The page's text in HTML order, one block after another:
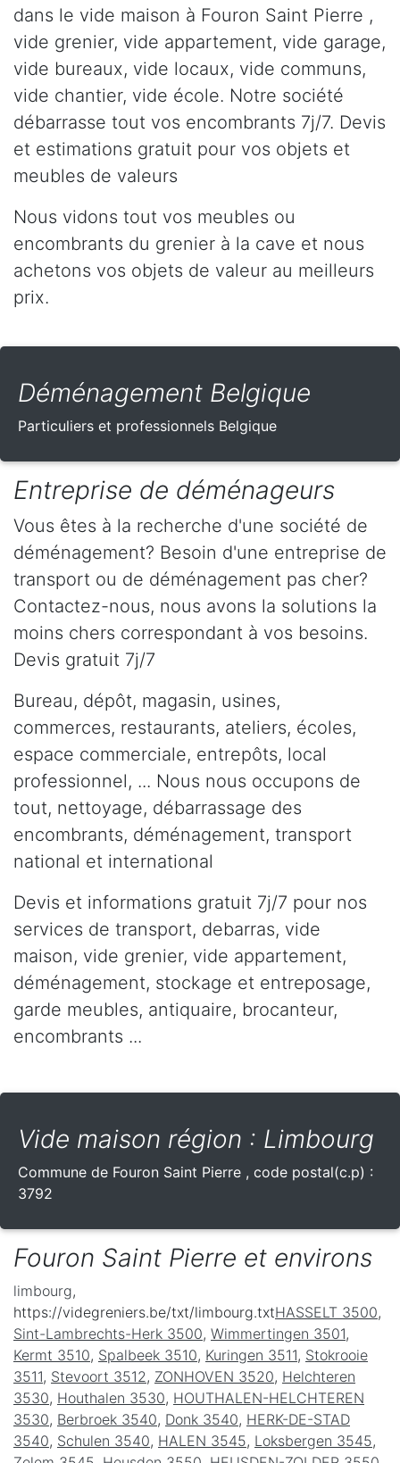
dans le vide maison à Fouron Saint Pierre ,
vide grenier, vide appartement, vide garage,
vide bureaux, vide locaux, vide communs,
vide chantier, vide école. Notre société
débarrasse tout vos encombrants 7j/7. Devis
et estimations gratuit pour vos objets et
meubles de valeurs
Nous vidons tout vos meubles ou
encombrants du grenier à la cave et nous
achetons vos objets de valeur au meilleurs
prix.
Déménagement Belgique
Particuliers et professionnels Belgique
Entreprise de déménageurs
Vous êtes à la recherche d'une société de
déménagement? Besoin d'une entreprise de
transport ou de déménagement pas cher?
Contactez-nous, nous avons la solutions la
moins chers correspondant à vos besoins.
Devis gratuit 7j/7
Bureau, dépôt, magasin, usines,
commerces, restaurants, ateliers, écoles,
espace commerciale, entrepôts, local
professionnel, ... Nous nous occupons de
tout, nettoyage, débarrassage des
encombrants, déménagement, transport
national et international
Devis et informations gratuit 7j/7 pour nos
services de transport, debarras, vide
maison, vide grenier, vide appartement,
déménagement, stockage et entreposage,
garde meubles, antiquaire, brocanteur,
encombrants ...
Vide maison région : Limbourg
Commune de Fouron Saint Pierre , code postal(c.p) :
3792
Fouron Saint Pierre et environs
limbourg,
https://videgreniers.be/txt/limbourg.txtHASSELT 3500,
Sint-Lambrechts-Herk 3500, Wimmertingen 3501,
Kermt 3510, Spalbeek 3510, Kuringen 3511, Stokrooie
3511, Stevoort 3512 , ZONHOVEN 3520, Helchteren
3530, Houthalen 3530, HOUTHALEN-HELCHTEREN
3530, Berbroek 3540, Donk 3540, HERK-DE-STAD
3540, Schulen 3540, HALEN 3545, Loksbergen 3545,